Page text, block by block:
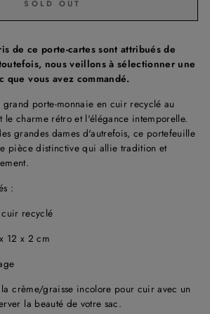
SOLD OUT
de ce porte-cartes sont attribués de
nous veillons à sélectionner une
que vous avez commandé.
grand porte-monnaie en cuir recyclé au
le charme rétro et l'élégance intemporelle.
grandes dames d'autrefois, ce portefeuille
pièce distinctive qui allie tradition et
:
recyclé
12 x 2 cm
crème/graisse incolore pour cuir avec un
la beauté de votre sac.